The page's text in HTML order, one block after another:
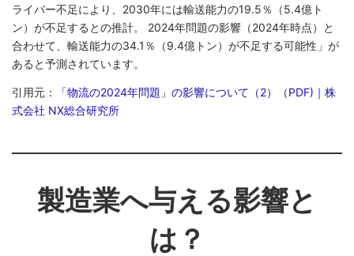
ライバー不足により、2030年には輸送能力の19.5％（5.4億ト
ン）が不足するとの推計。 2024年問題の影響（2024年時点）と
合わせて、輸送能力の34.1％（9.4億トン）が不足する可能性」が
あると予測されています。
引用元：
「物流の2024年問題」の影響について（2）（PDF)｜株
式会社 NX総合研究所
製造業へ与える影響と
は？